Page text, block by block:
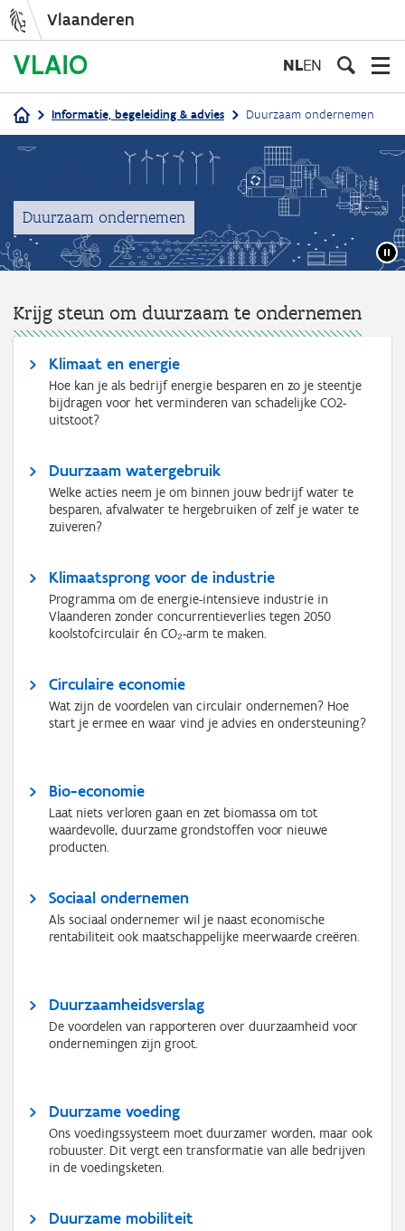
inhoud
gaan
Vlaanderen
NLEN
Kruimelpad
Informatie, begeleiding & advies Duurzaam ondernemen
Duurzaam ondernemen
Krijg steun om duurzaam te ondernemen
Klimaat en energie
Hoe kan je als bedrijf energie besparen en zo je steentje
bijdragen voor het verminderen van schadelijke CO2-
uitstoot?
Duurzaam watergebruik
Welke acties neem je om binnen jouw bedrijf water te
besparen, afvalwater te hergebruiken of zelf je water te
zuiveren?
Klimaatsprong voor de industrie
Programma om de energie-intensieve industrie in
Vlaanderen zonder concurrentieverlies tegen 2050
koolstofcirculair én CO₂-arm te maken.
Circulaire economie
Wat zijn de voordelen van circulair ondernemen? Hoe
start je ermee en waar vind je advies en ondersteuning?
Bio-economie
Laat niets verloren gaan en zet biomassa om tot
waardevolle, duurzame grondstoffen voor nieuwe
producten.
Sociaal ondernemen
Als sociaal ondernemer wil je naast economische
rentabiliteit ook maatschappelijke meerwaarde creëren.
Duurzaamheidsverslag
De voordelen van rapporteren over duurzaamheid voor
ondernemingen zijn groot.
Duurzame voeding
Ons voedingssysteem moet duurzamer worden, maar ook
robuuster. Dit vergt een transformatie van alle bedrijven
in de voedingsketen.
Duurzame mobiliteit